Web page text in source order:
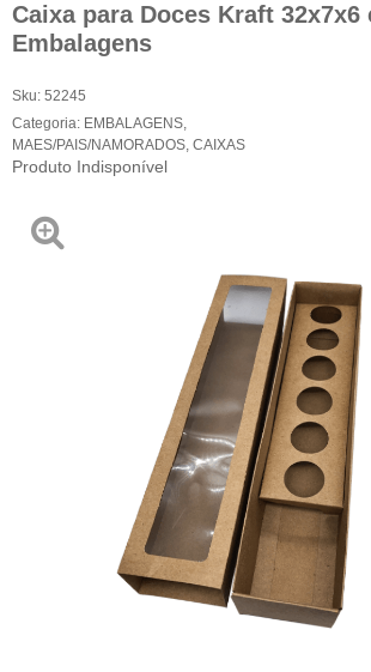
Caixa para Doces Kraft 32x7x6
Embalagens
Sku: 52245
Categoria: EMBALAGENS
MAES/PAIS/NAMORADOS CAIXAS
Produto Indisponível